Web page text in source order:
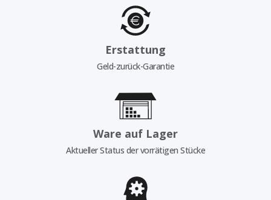
Erstattung
Geld-zurück-Garantie
Ware auf Lager
Aktueller Status der vorrätigen Stücke